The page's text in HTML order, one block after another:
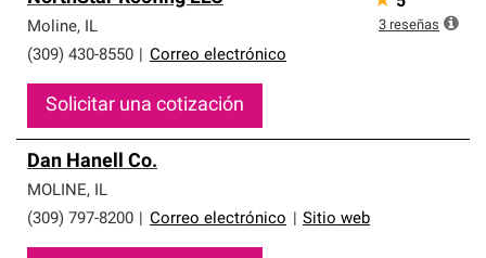
Moline, IL
(309) 430-8550
Correo electrónico
Solicitar una cotización
3 reseñas
Dan Hanell Co.
MOLINE, IL
(309) 797-8200
Correo electrónico Sitio web